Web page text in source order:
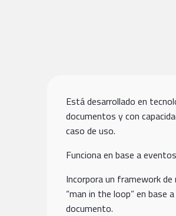
Está desarrollado en
documentos y con
caso de uso.
Funciona en base a
Incorpora un framework
“man in the loop” en base
documento.